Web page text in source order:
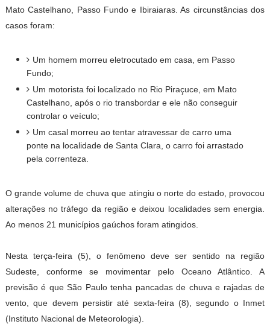
Mato Castelhano, Passo Fundo e Ibiraiaras. As circunstâncias dos
casos foram:
Um homem morreu eletrocutado em casa, em Passo
Fundo;
Um motorista foi localizado no Rio Piraçuce, em Mato
Castelhano, após o rio transbordar e ele não conseguir
controlar o veículo;
Um casal morreu ao tentar atravessar de carro uma
ponte na localidade de Santa Clara, o carro foi arrastado
pela correnteza.
O grande volume de chuva que atingiu o norte do estado, provocou
alterações no tráfego da região e deixou localidades sem energia.
Ao menos 21 municípios gaúchos foram atingidos.
Nesta terça-feira (5), o fenômeno deve ser sentido na região
Sudeste, conforme se movimentar pelo Oceano Atlântico. A
previsão é que São Paulo tenha pancadas de chuva e rajadas de
vento, que devem persistir até sexta-feira (8), segundo o Inmet
(Instituto Nacional de Meteorologia).